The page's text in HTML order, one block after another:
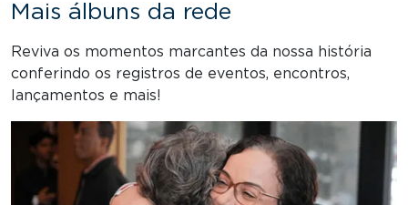
Mais álbuns da rede
Reviva os momentos marcantes da nossa história
conferindo os registros de eventos, encontros,
lançamentos e mais!